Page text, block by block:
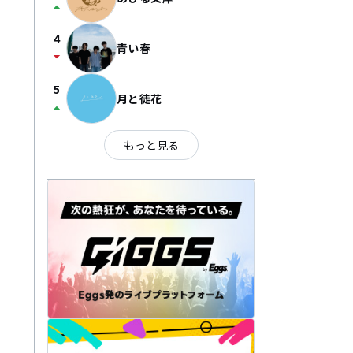
arrow_drop_up
4
arrow_drop_down 青い春
5
arrow_drop_up 月と徒花
もっと見る